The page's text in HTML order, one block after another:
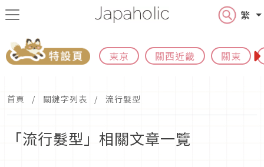
繁
東京 關西近畿 關東
首頁 關鍵字列表 流行髮型
「流行髮型」相關文章一覽